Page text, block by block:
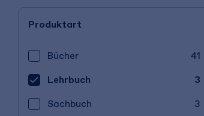
Produktart
Bücher 41
Lehrbuch 3
Sachbuch 3